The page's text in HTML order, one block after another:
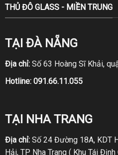
THỦ ĐÔ GLASS - MIỀN TRUNG
TẠI ĐÀ NẴNG
Địa chỉ:Số 63 Hoàng Sĩ Khải,
Hotline: 091.66.11.055
TẠI NHA TRANG
Địa chỉ:Số 24 Đường 18A, KDT
Hải, TP Nha Trang ( Khu Tái